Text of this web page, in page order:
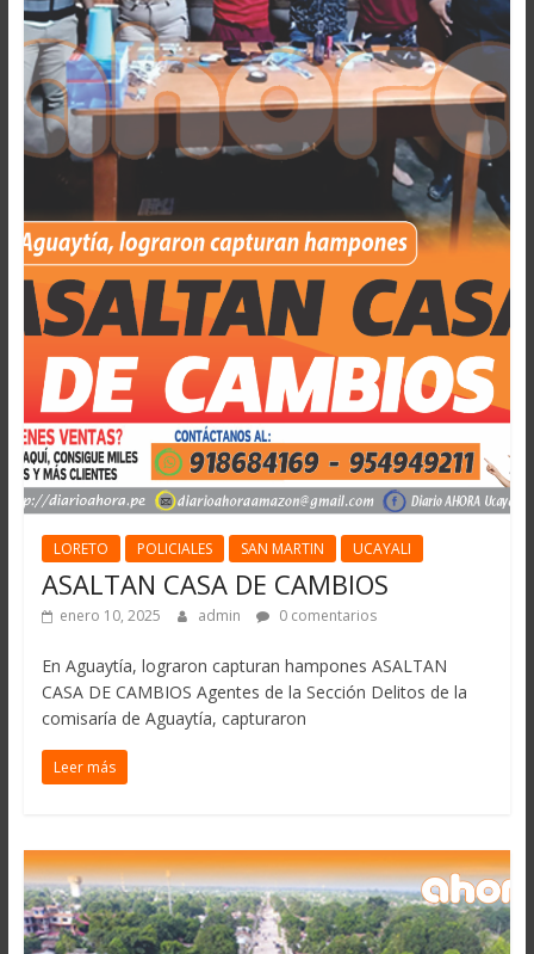
LORETO POLICIALES SAN MARTIN UCAYALI
ASALTAN CASA DE CAMBIOS
enero 10, 2025 admin 0 comentarios
En Aguaytía, lograron capturan hampones ASALTAN
CASA DE CAMBIOS Agentes de la Sección Delitos de la
comisaría de Aguaytía, capturaron
Leer más